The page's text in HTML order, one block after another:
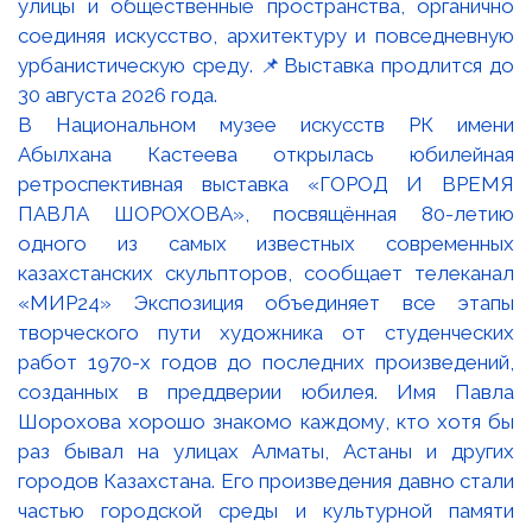
В Национальном музее искусств РК имени
Абылхана Кастеева открылась юбилейная
ретроспективная выставка «ГОРОД И ВРЕМЯ
ПАВЛА ШОРОХОВА», посвящённая 80-летию
одного из самых известных современных
казахстанских скульпторов, сообщает телеканал
«МИР24» Экспозиция объединяет все этапы
творческого пути художника от студенческих
работ 1970-х годов до последних произведений,
созданных в преддверии юбилея. Имя Павла
Шорохова хорошо знакомо каждому, кто хотя бы
раз бывал на улицах Алматы, Астаны и других
городов Казахстана. Его произведения давно стали
частью городской среды и культурной памяти